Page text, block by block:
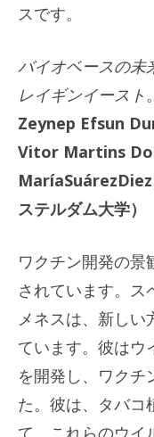
スです。
バイオベースの未
レイギンイースト 。
Zeynep Efsun
Vitor Martins
ステルダム大学）
ワクチン開発の景
されています。ス
メネスは、新しい
ています。彼はウ
を開発し、ワクチ
た。彼は、タバコ
て、これらのウイ